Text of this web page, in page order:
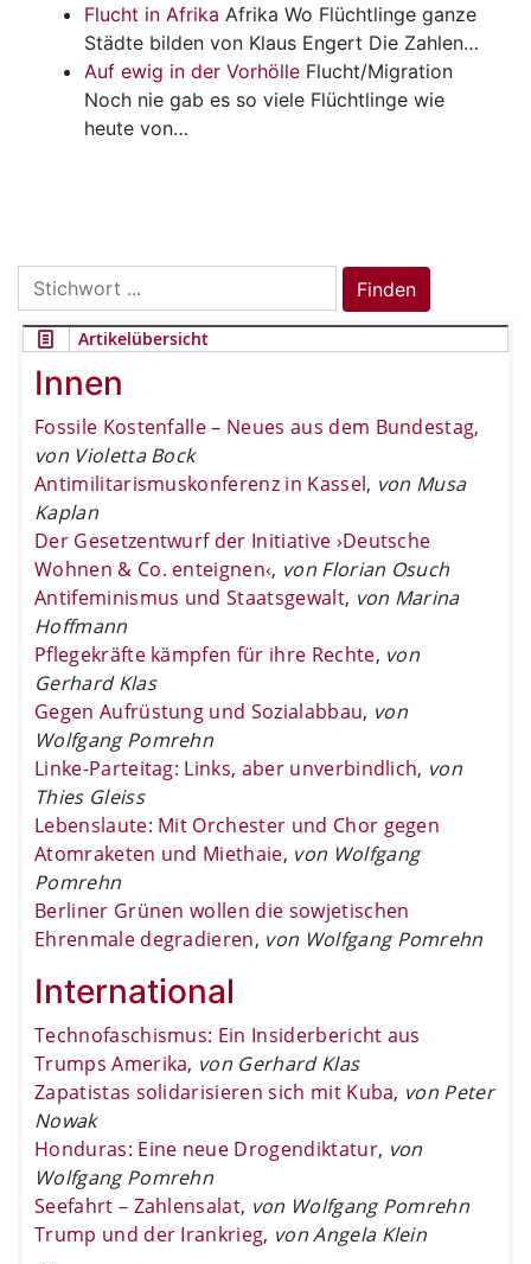
Flucht in Afrika Afrika Wo Flüchtlinge ganze
Städte bilden von Klaus Engert Die Zahlen…
Auf ewig in der Vorhölle Flucht/Migration
Noch nie gab es so viele Flüchtlinge wie
heute von…
Search
for:
Finden
Artikelübersicht
Innen
Fossile Kostenfalle – Neues aus dem Bundestag,
von Violetta Bock
Antimilitarismuskonferenz in Kassel, von Musa
Kaplan
Der Gesetzentwurf der Initiative ›Deutsche
Wohnen & Co. enteignen‹, von Florian Osuch
Antifeminismus und Staatsgewalt, von Marina
Hoffmann
Pflegekräfte kämpfen für ihre Rechte, von
Gerhard Klas
Gegen Aufrüstung und Sozialabbau, von
Wolfgang Pomrehn
Linke-Parteitag: Links, aber unverbindlich, von
Thies Gleiss
Lebenslaute: Mit Orchester und Chor gegen
Atomraketen und Miethaie, von Wolfgang
Pomrehn
Berliner Grünen wollen die sowjetischen
Ehrenmale degradieren, von Wolfgang Pomrehn
International
Technofaschismus: Ein Insiderbericht aus
Trumps Amerika, von Gerhard Klas
Zapatistas solidarisieren sich mit Kuba, von Peter
Nowak
Honduras: Eine neue Drogendiktatur, von
Wolfgang Pomrehn
Seefahrt – Zahlensalat, von Wolfgang Pomrehn
Trump und der Irankrieg, von Angela Klein